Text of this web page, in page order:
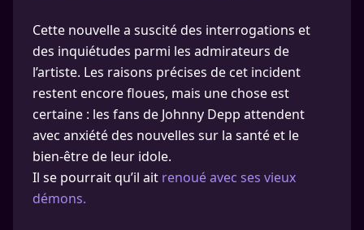
Cette nouvelle a suscité des interrogations et
des inquiétudes parmi les admirateurs de
l’artiste. Les raisons précises de cet incident
restent encore floues, mais une chose est
certaine : les fans de Johnny Depp attendent
avec anxiété des nouvelles sur la santé et le
bien-être de leur idole.
Il se pourrait qu’il ait renoué avec ses vieux
démons.